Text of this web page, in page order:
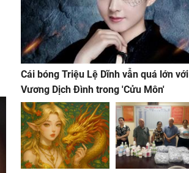
Cái bóng Triệu Lệ Dĩnh vẫn quá lớn với
Vương Dịch Đình trong 'Cửu Môn'